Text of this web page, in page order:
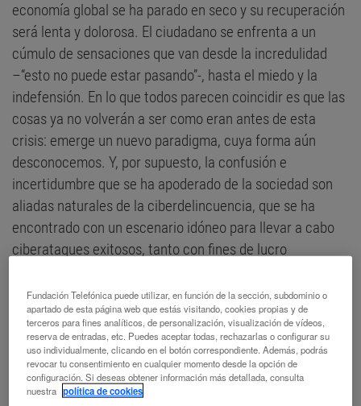
economía global se ha parado en seco y su recuperación
será lenta y dolorosa. El ciudadano se enfrenta a un
cúmulo de sensaciones que van desde la incredulidad
–“esto no puede estar pasando”-, hasta el miedo y la
indefensión. En lo que todos parecen coincidir es que las
cosas ya no volverán a ser como eran antes de esta
crisis: emerge un nuevo paradigma, cuya forma aún
desconocemos. Y, por supuesto, la confusión e
incertidumbre que se ha apoderado de la sociedad son
aliadas naturales de la ciberdelincuencia, que se ha
encontrado con un escenario idóneo para llevar a cabo
ciberataques exitosos, tanto con fines de lucro
geoestratégicos o ideológicos.
La súbita “digitalización extrema” a la que hemos tenido
que adaptarnos ha jugado abiertamente a favor del
hacker, principalmente porque ahora estamos más
expuestos tecnológicamente hablando. La sociedad se
Fundación Telefónica puede utilizar, en función de la sección, subdominio o
apartado de esta página web que estás visitando, cookies propias y de
terceros para fines analíticos, de personalización, visualización de vídeos,
reserva de entradas, etc. Puedes aceptar todas, rechazarlas o configurar su
uso individualmente, clicando en el botón correspondiente. Además, podrás
revocar tu consentimiento en cualquier momento desde la opción de
configuración. Si deseas obtener información más detallada, consulta
nuestra política de cookies